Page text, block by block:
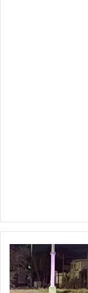
B4lead0
conduce
hasta
estación